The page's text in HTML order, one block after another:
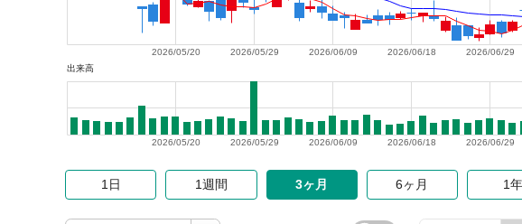
2026/06/29
2026/06/18
2026/06/09
2026/05/29
2026/05/20
出来高
2026/06/29
2026/06/18
2026/06/09
2026/05/29
2026/05/20
1日 1週間 3ヶ月 6ヶ月 1年